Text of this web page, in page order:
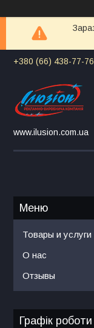
+380 (66) 438-77-76
www.ilusion.com.ua
Товары и услуги
О нас
Отзывы
Графік роботи